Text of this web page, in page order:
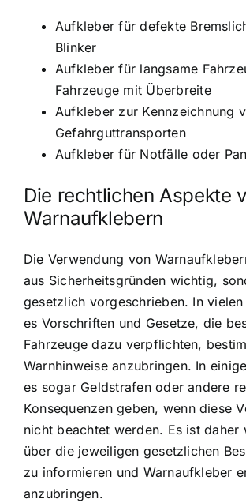
Aufkleber für defekte
Blinker
Aufkleber für langsame
Fahrzeuge mit Überbreite
Aufkleber zur Kennzeichnung
Gefahrguttransporten
Aufkleber für Notfälle oder
Die rechtlichen Aspekte
Warnaufklebern
Die Verwendung von
aus Sicherheitsgründen wichtig,
gesetzlich vorgeschrieben. In
es Vorschriften und Gesetze, die
Fahrzeuge dazu verpflichten,
Warnhinweise anzubringen. In
es sogar Geldstrafen oder andere
Konsequenzen geben, wenn diese
nicht beachtet werden. Es ist daher
über die jeweiligen gesetzlichen
zu informieren und Warnaufkleber
anzubringen.